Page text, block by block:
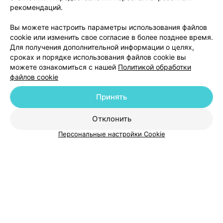
Потапов, ИП
Минск, Антоновская, 30
Продажа животных::Рыбки
Добавить компанию
Добавить специалиста
рекомендаций.
Вы можете настроить параметры использования файлов
cookie или изменить свое согласие в более позднее время.
Для получения дополнительной информации о целях,
сроках и порядке использования файлов cookie вы
можете ознакомиться с нашей Политикой обработки
файлов cookie
Отклонить
Принять
Персональные настройки Cookie